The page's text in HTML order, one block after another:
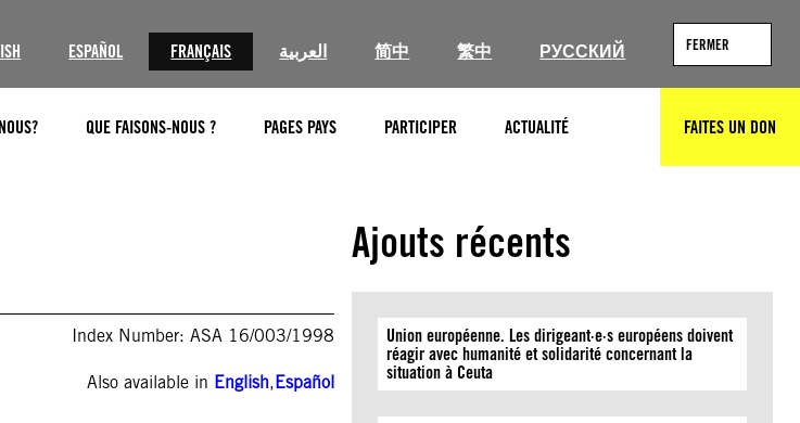
ESPAÑOL FRANÇAIS العربية 简中 繁中 РУССКИЙ FERMER
QUE FAISONS-NOUS ? PAGES PAYS PARTICIPER ACTUALITÉ RECHERCHERFAITES UN DON
Index Number: ASA 16/003/1998
Also available in English,Español
Ajouts récents
Union européenne. Les dirigeant·e·s européens doivent
réagir avec humanité et solidarité concernant la
situation à Ceuta